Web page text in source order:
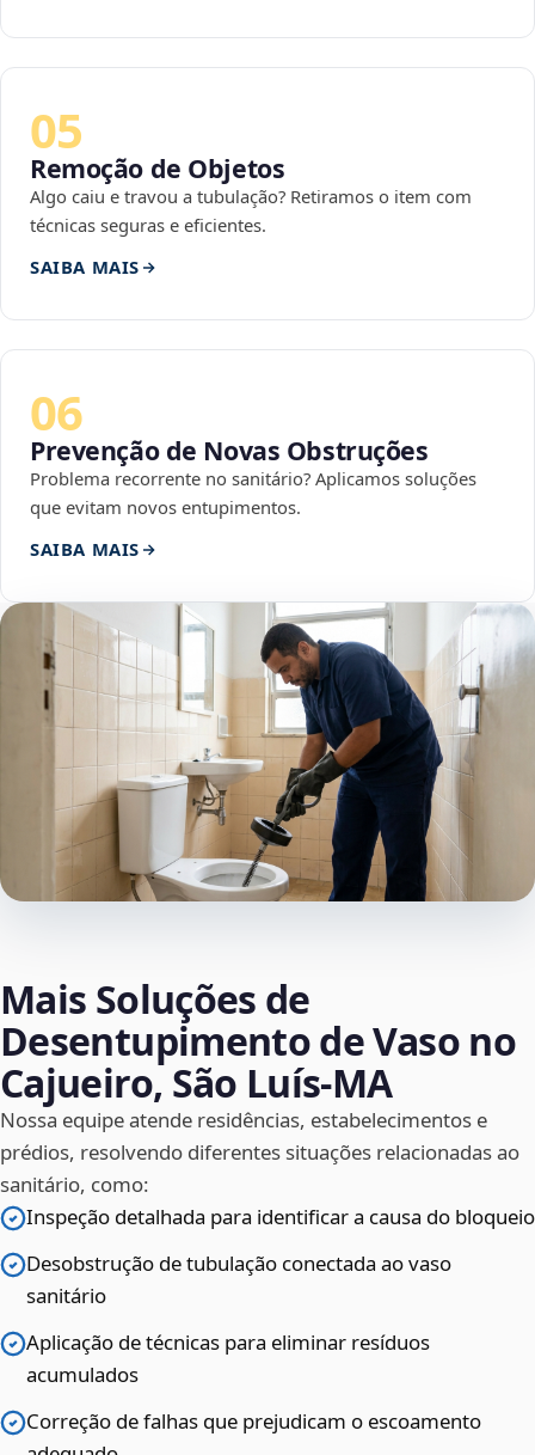
05
Remoção de Objetos
Algo caiu e travou a tubulação? Retiramos o item com
técnicas seguras e eficientes.
SAIBA MAIS
06
Prevenção de Novas Obstruções
Problema recorrente no sanitário? Aplicamos soluções
que evitam novos entupimentos.
SAIBA MAIS
Mais Soluções de
Desentupimento de Vaso no
Cajueiro, São Luís‑MA
Nossa equipe atende residências, estabelecimentos e
prédios, resolvendo diferentes situações relacionadas ao
sanitário, como:
Inspeção detalhada para identificar a causa do bloqueio
Desobstrução de tubulação conectada ao vaso
sanitário
Aplicação de técnicas para eliminar resíduos
acumulados
Correção de falhas que prejudicam o escoamento